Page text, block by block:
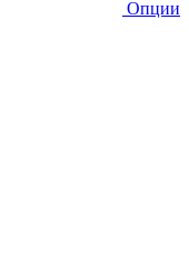
Опции